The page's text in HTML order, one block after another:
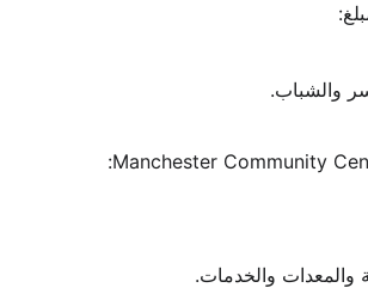
والشباب.
والمعدات والخدمات.